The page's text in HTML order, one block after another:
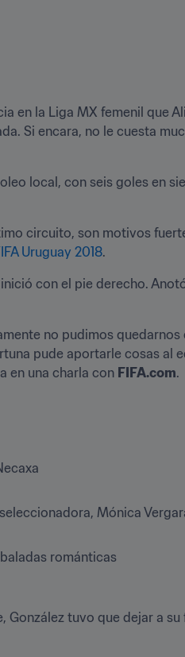
en la Liga MX femenil que
Si encara, no le cuesta
local, con seis goles en
circuito, son motivos
Uruguay 2018.
con el pie derecho.
no pudimos
pude aportarle cosas al
en una charla con FIFA.com.
Mónica
románticas
tuvo que dejar a